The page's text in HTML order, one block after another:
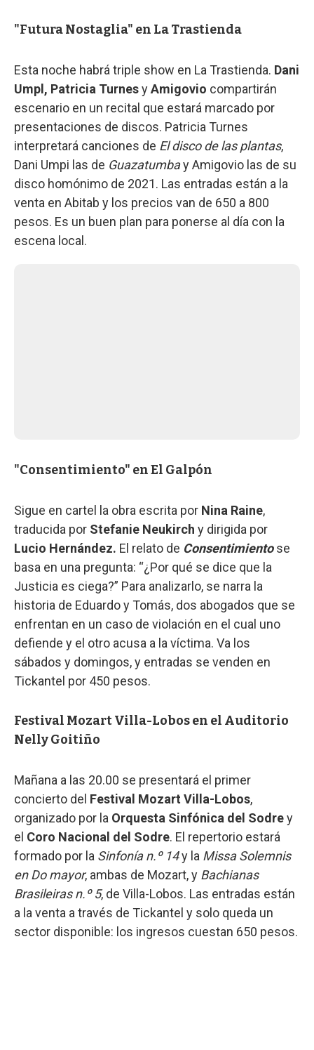
"Futura Nostaglia" en La Trastienda
Esta noche habrá triple show en La Trastienda. Dani
Umpl, Patricia TurnesyAmigovio compartirán
escenario en un recital que estará marcado por
presentaciones de discos. Patricia Turnes
interpretará canciones de El disco de las plantas,
Dani Umpi las de Guazatumbay Amigovio las de su
disco homónimo de 2021. Las entradas están a la
venta en Abitab y los precios van de 650 a 800
pesos. Es un buen plan para ponerse al día con la
escena local.
"Consentimiento" en El Galpón
Sigue en cartel la obra escrita por Nina Raine,
traducida por Stefanie Neukirch y dirigida por
Lucio Hernández. El relato de Consentimientose
basa en una pregunta: “¿Por qué se dice que la
Justicia es ciega?” Para analizarlo, se narra la
historia de Eduardo y Tomás, dos abogados que se
enfrentan en un caso de violación en el cual uno
defiende y el otro acusa a la víctima. Va los
sábados y domingos, y entradas se venden en
Tickantel por 450 pesos.
Festival Mozart Villa-Lobos en el Auditorio
Nelly Goitiño
Mañana a las 20.00 se presentará el primer
concierto del Festival Mozart Villa-Lobos,
organizado por la Orquesta Sinfónica del Sodrey
el Coro Nacional del Sodre. El repertorio estará
formado por la Sinfonía n.º 14y la Missa Solemnis
en Do mayor, ambas de Mozart, y Bachianas
Brasileiras n.º 5, de Villa-Lobos. Las entradas están
a la venta a través de Tickantel y solo queda un
sector disponible: los ingresos cuestan 650 pesos.